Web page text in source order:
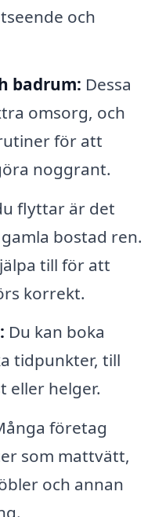
och
badrum: Dessa
omsorg, och
för att
noggrant.
flyttar är det
bostad ren.
till för att
korrekt.
Du kan boka
tidpunkter, till
eller helger.
företag
som mattvätt,
och annan